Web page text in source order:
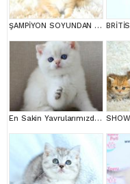
ŞAMPİYON SOYUNDAN GOLDEN NY11 BRİTİSH SHORTHAİR YAVRUMUZ erkek
En Sakin Yavrularımızdan NS1133 British Shorthair